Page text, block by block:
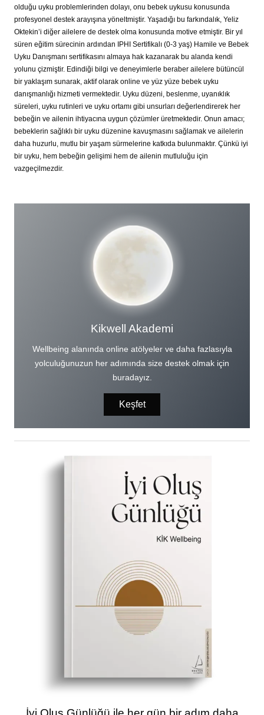
olduğu uyku problemlerinden dolayı, onu bebek uykusu konusunda
profesyonel destek arayışına yöneltmiştir. Yaşadığı bu farkındalık, Yeliz
Oktekin’i diğer ailelere de destek olma konusunda motive etmiştir. Bir yıl
süren eğitim sürecinin ardından IPHI Sertifikalı (0-3 yaş) Hamile ve Bebek
Uyku Danışmanı sertifikasını almaya hak kazanarak bu alanda kendi
yolunu çizmiştir. Edindiği bilgi ve deneyimlerle beraber ailelere bütüncül
bir yaklaşım sunarak, aktif olarak online ve yüz yüze bebek uyku
danışmanlığı hizmeti vermektedir. Uyku düzeni, beslenme, uyanıklık
süreleri, uyku rutinleri ve uyku ortamı gibi unsurları değerlendirerek her
bebeğin ve ailenin ihtiyacına uygun çözümler üretmektedir. Onun amacı;
bebeklerin sağlıklı bir uyku düzenine kavuşmasını sağlamak ve ailelerin
daha huzurlu, mutlu bir yaşam sürmelerine katkıda bulunmaktır. Çünkü iyi
bir uyku, hem bebeğin gelişimi hem de ailenin mutluluğu için
vazgeçilmezdir.
Kikwell Akademi
Wellbeing alanında online atölyeler ve daha fazlasıyla
yolculuğunuzun her adımında size destek olmak için
buradayız.
Keşfet